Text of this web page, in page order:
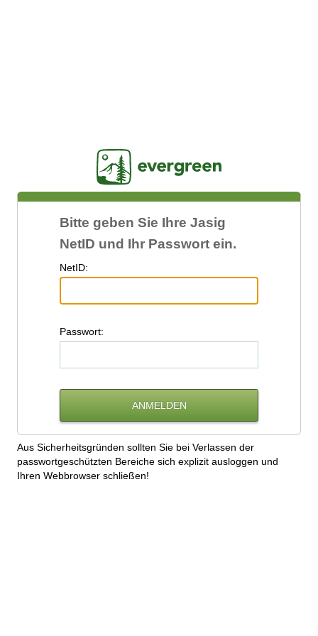
Bitte geben Sie Ihre Jasig
NetID und Ihr Passwort ein.
NetID:
Passwort:
Aus Sicherheitsgründen sollten Sie bei Verlassen der
passwortgeschützten Bereiche sich explizit ausloggen und
Ihren Webbrowser schließen!